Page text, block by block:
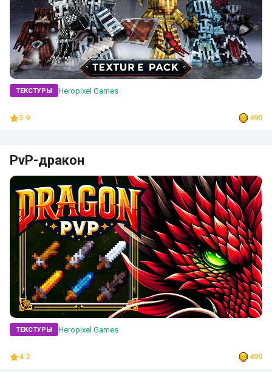
ТЕКСТУРЫ Heropixel Games
3.9 490
PvP-дракон
ТЕКСТУРЫ Heropixel Games
4.2 490